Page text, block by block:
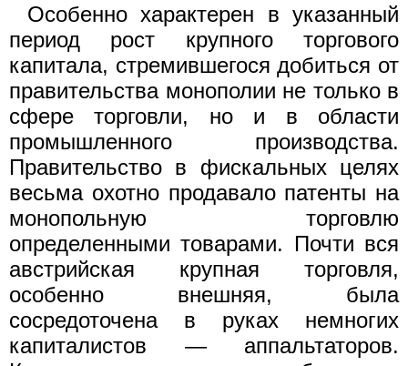
Особенно характерен в указанный
период рост крупного торгового
капитала, стремившегося добиться от
правительства монополии не только в
сфере торговли, но и в области
промышленного производства.
Правительство в фискальных целях
весьма охотно продавало патенты на
монопольную торговлю
определенными товарами. Почти вся
австрийская крупная торговля,
особенно внешняя, была
сосредоточена в руках немногих
капиталистов — аппальтаторов.